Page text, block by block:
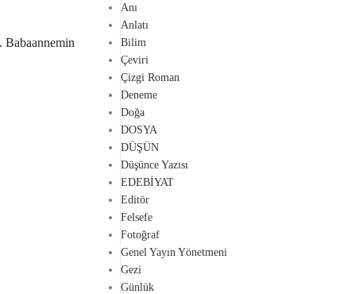
Babaannemin
Anı
Anlatı
Bilim
Çeviri
Çizgi Roman
Deneme
Doğa
DOSYA
DÜŞÜN
Düşünce Yazısı
EDEBİYAT
Editör
Felsefe
Fotoğraf
Genel Yayın Yönetmeni
Gezi
Günlük